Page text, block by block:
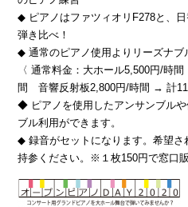
◆ ピアノはファツィオリF278と、
弾き比べ！
◆ 通常のピアノ使用よりリーズナ
〈 通常料金：大ホール5,500円/時
間 音響反射板2,800円/時間 → 計
◆ ピアノを使用したアンサンブル
ブル利用ができます。
◆ 録音がセットになります。希望さ
持参ください。※１枚150円で窓口